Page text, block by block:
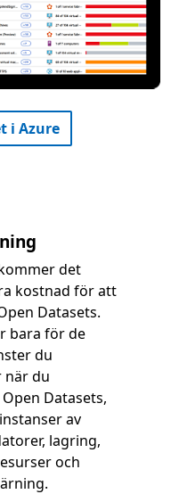
i Azure
det
kostnad för att
Datasets.
bara för de
du
du
Datasets,
av
lagring,
och